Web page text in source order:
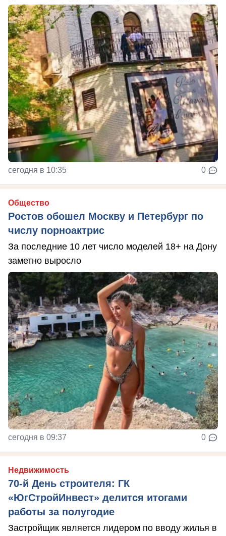
сегодня в 10:35 0
Общество
Ростов обошел Москву и Петербург по
числу порноактрис
За последние 10 лет число моделей 18+ на Дону
заметно выросло
сегодня в 09:37 0
Недвижимость
70-й День строителя: ГК
«ЮгСтройИнвест» делится итогами
работы за полугодие
Застройщик является лидером по вводу жилья в